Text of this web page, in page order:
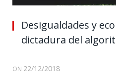
Desigualdades y
dictadura del
ON 22/12/2018